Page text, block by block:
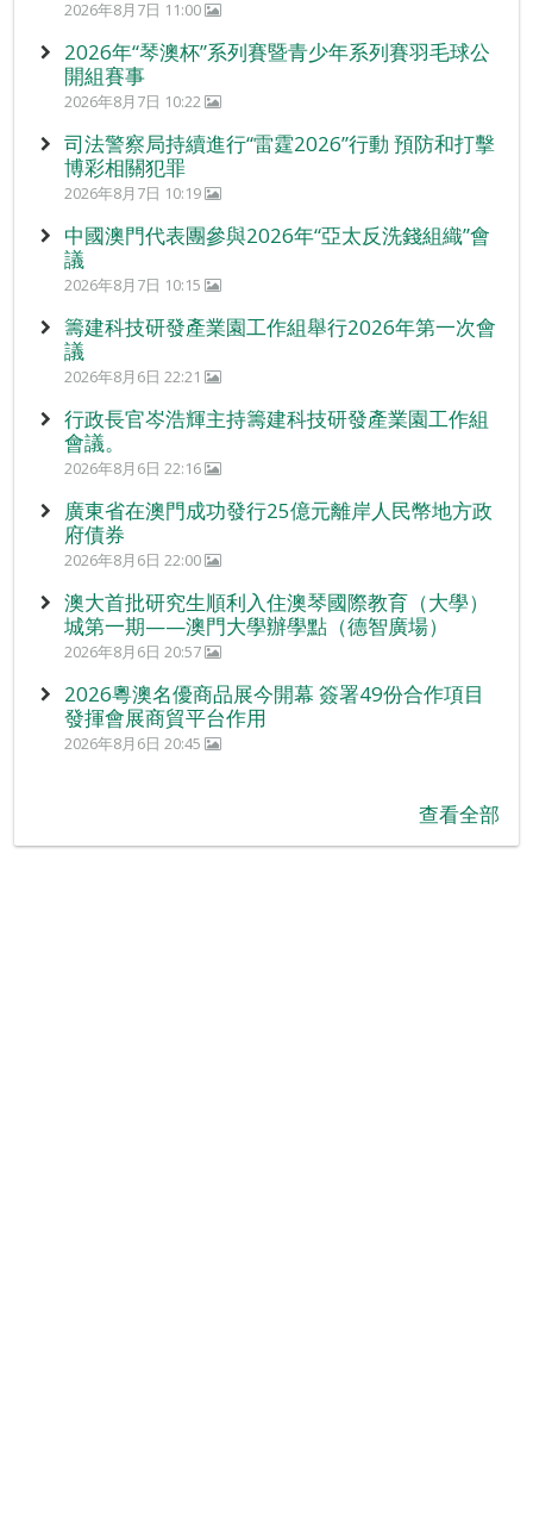
2026年8月7日 11:00
2026年“琴澳杯”系列賽暨青少年系列賽羽毛球公
開組賽事
2026年8月7日 10:22
司法警察局持續進行“雷霆2026”行動 預防和打擊
博彩相關犯罪
2026年8月7日 10:19
中國澳門代表團參與2026年“亞太反洗錢組織”會
議
2026年8月7日 10:15
籌建科技研發產業園工作組舉行2026年第一次會
議
2026年8月6日 22:21
行政長官岑浩輝主持籌建科技研發產業園工作組
會議。
2026年8月6日 22:16
廣東省在澳門成功發行25億元離岸人民幣地方政
府債券
2026年8月6日 22:00
澳大首批研究生順利入住澳琴國際教育（大學）
城第一期——澳門大學辦學點（德智廣場）
2026年8月6日 20:57
2026粵澳名優商品展今開幕 簽署49份合作項目
發揮會展商貿平台作用
2026年8月6日 20:45
查看全部